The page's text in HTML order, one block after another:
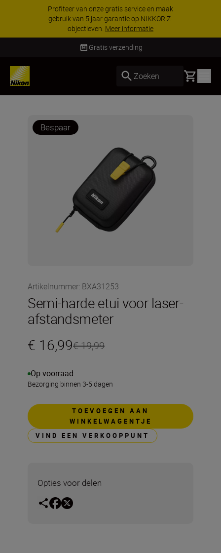
Profiteer van onze gratis service en maak
gebruik van 5 jaar garantie op NIKKOR Z-
objectieven. Meer informatie
Gratis verzending
Zoeken Basket
Bespaar
Artikelnummer: BXA31253
Semi-harde etui voor laser-
afstandsmeter
€ 16,99€ 19,99
Op voorraad
Bezorging binnen 3-5 dagen
TOEVOEGEN AAN
WINKELWAGENTJE
VIND EEN VERKOOPPUNT
Opties voor delen